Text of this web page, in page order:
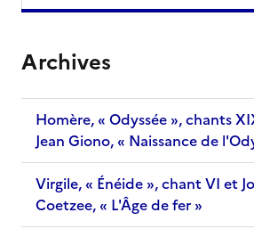
Titre
Archives
Homère, « Odyssée », chants
Jean Giono, « Naissance de
Virgile, « Énéide », chant VI et
Coetzee, « L'Âge de fer »